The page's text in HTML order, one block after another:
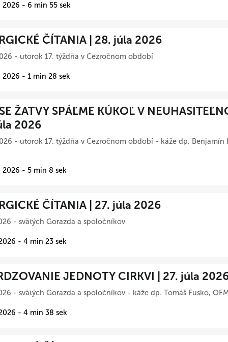
2026 - 6 min 55 sek
ČÍTANIA | 28. júla 2026
- utorok 17. týždňa v Cezročnom období
2026 - 1 min 28 sek
ŽATVY SPÁĽME KÚKOĽ V
2026
- utorok 17. týždňa v Cezročnom období - káže dp. Benjamín
2026 - 5 min 8 sek
ČÍTANIA | 27. júla 2026
- svätých Gorazda a spoločníkov
- 4 min 23 sek
JEDNOTY CIRKVI | 27. júla
- svätých Gorazda a spoločníkov - káže dp. Tomáš Fusko,
- 4 min 38 sek